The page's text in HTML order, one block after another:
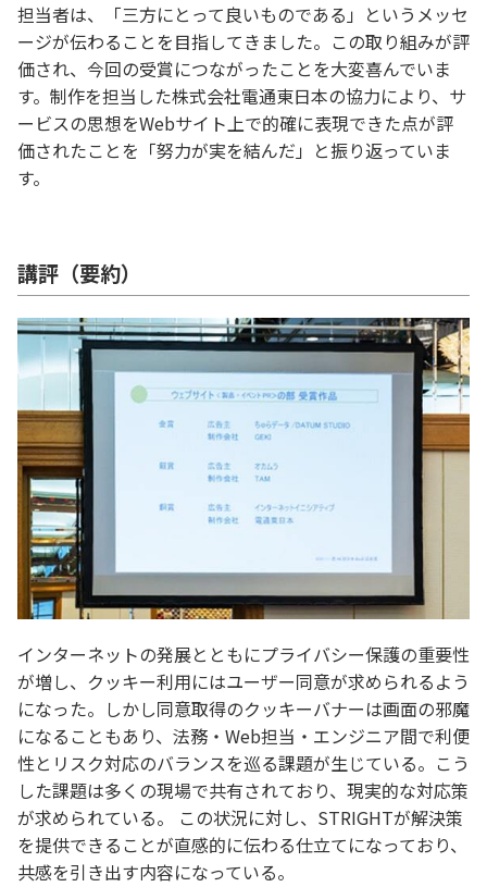
担当者は、「三方にとって良いものである」というメッセ
ージが伝わることを目指してきました。この取り組みが評
価され、今回の受賞につながったことを大変喜んでいま
す。制作を担当した株式会社電通東日本の協力により、サ
ービスの思想をWebサイト上で的確に表現できた点が評
価されたことを「努力が実を結んだ」と振り返っていま
す。
講評（要約）
インターネットの発展とともにプライバシー保護の重要性
が増し、クッキー利用にはユーザー同意が求められるよう
になった。しかし同意取得のクッキーバナーは画面の邪魔
になることもあり、法務・Web担当・エンジニア間で利便
性とリスク対応のバランスを巡る課題が生じている。こう
した課題は多くの現場で共有されており、現実的な対応策
が求められている。 この状況に対し、STRIGHTが解決策
を提供できることが直感的に伝わる仕立てになっており、
共感を引き出す内容になっている。